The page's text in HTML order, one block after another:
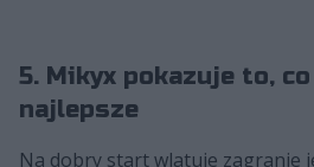
5. Mikyx pokazuje to,
najlepsze
Na dobry start wlatuje zagranie